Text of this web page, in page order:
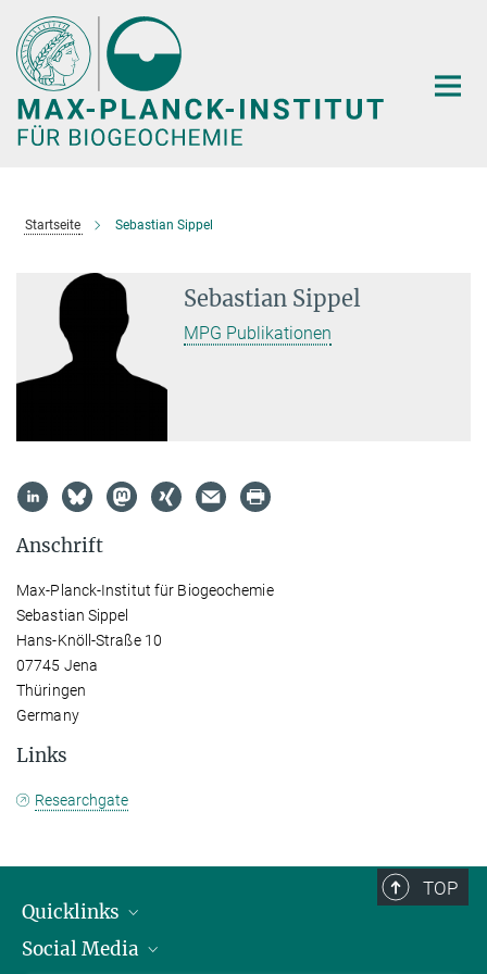
Hauptinhalt
Startseite Sebastian Sippel
Sebastian Sippel
MPG Publikationen
Anschrift
Max-Planck-Institut für Biogeochemie
Sebastian Sippel
Hans-Knöll-Straße 10
07745 Jena
Thüringen
Germany
Links
Researchgate
TOP
Quicklinks
IMPRS Graduiertenschule
Social Media